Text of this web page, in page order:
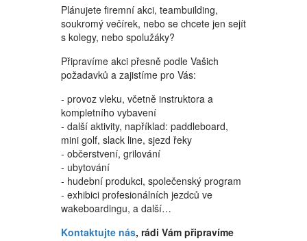
Plánujete firemní akci, teambuilding,
soukromý večírek, nebo se chcete jen sejít
s kolegy, nebo spolužáky?
Připravíme akci přesně podle Vašich
požadavků a zajistíme pro Vás:
- provoz vleku, včetně instruktora a
kompletního vybavení
- další aktivity, například: paddleboard,
mini golf, slack line, sjezd řeky
- občerstvení, grilování
- ubytování
- hudební produkci, společenský program
- exhibici profesionálních jezdců ve
wakeboardingu, a další…
Kontaktujte nás, rádi Vám připravíme